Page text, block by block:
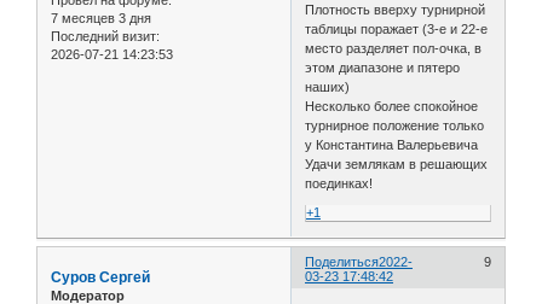
7 месяцев 3 дня
Последний визит:
2026-07-21 14:23:53
Плотность вверху турнирной
таблицы поражает (3-е и 22-е
место разделяет пол-очка, в
этом диапазоне и пятеро
наших)
Несколько более спокойное
турнирное положение только
у Константина Валерьевича
Удачи землякам в решающих
поединках!
+1
Поделиться 9
2022-
03-23 17:48:42
Cуров Сергей
Модератор